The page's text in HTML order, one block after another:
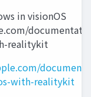
in visionOS
realitykit
with-realitykit